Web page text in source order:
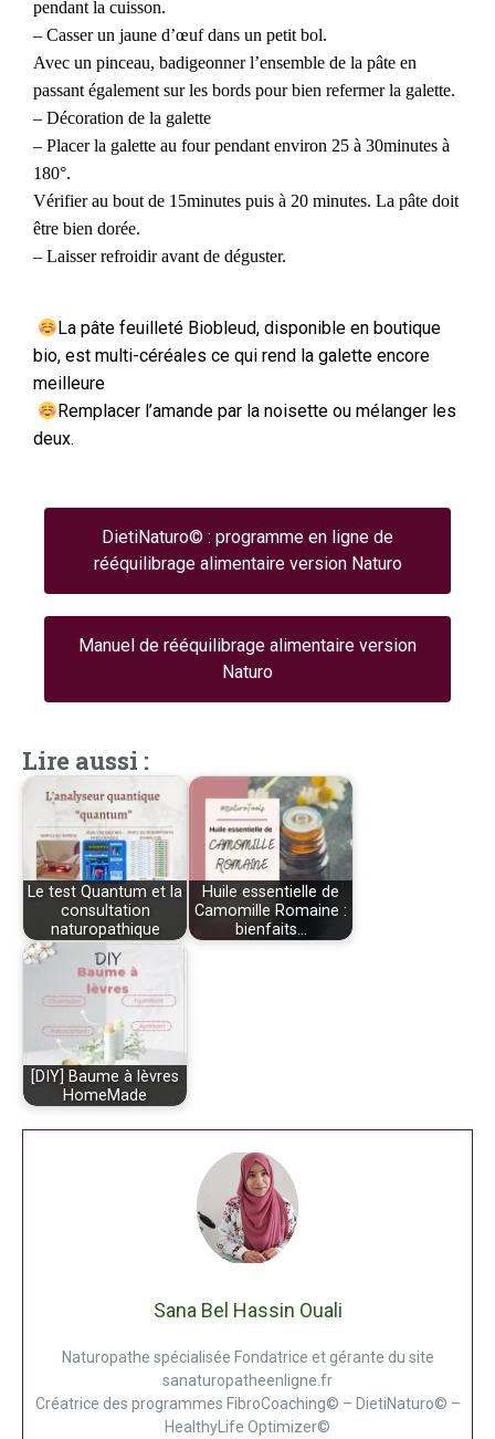
pendant la cuisson.
– Casser un jaune d’œuf dans un petit bol.
Avec un pinceau, badigeonner l’ensemble de la pâte en
passant également sur les bords pour bien refermer la galette.
– Décoration de la galette
– Placer la galette au four pendant environ 25 à 30minutes à
180°.
Vérifier au bout de 15minutes puis à 20 minutes. La pâte doit
être bien dorée.
– Laisser refroidir avant de déguster.
La pâte feuilleté Biobleud, disponible en boutique
bio, est multi-céréales ce qui rend la galette encore
meilleure
Remplacer l’amande par la noisette ou mélanger les
deux.
DietiNaturo© : programme en ligne de
rééquilibrage alimentaire version Naturo
Manuel de rééquilibrage alimentaire version
Naturo
Lire aussi :
Le test Quantum et la
consultation
naturopathique
Huile essentielle de
Camomille Romaine :
bienfaits…
[DIY] Baume à lèvres
HomeMade
Sana Bel Hassin Ouali
Naturopathe spécialisée Fondatrice et gérante du site
sanaturopatheenligne.fr
Créatrice des programmes FibroCoaching© – DietiNaturo© –
HealthyLife Optimizer©